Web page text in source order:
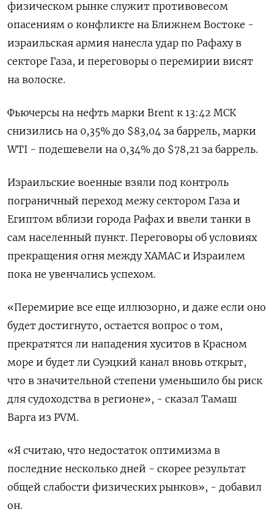
физическом рынке служит противовесом
опасениям о конфликте на Ближнем Востоке -
израильская армия нанесла удар по Рафаху в
секторе Газа, и переговоры о перемирии висят
на волоске.
Фьючерсы на нефть марки Brent к 13:42 МСК
снизились на 0,35% до $83,04 за баррель, марки
WTI - подешевели на 0,34% до $78,21 за баррель.
Израильские военные взяли под контроль
пограничный переход межу сектором Газа и
Египтом вблизи города Рафах и ввели танки в
сам населенный пункт. Переговоры об условиях
прекращения огня между ХАМАС и Израилем
пока не увенчались успехом.
«Перемирие все еще иллюзорно, и даже если оно
будет достигнуто, остается вопрос о том,
прекратятся ли нападения хуситов в Красном
море и будет ли Суэцкий канал вновь открыт,
что в значительной степени уменьшило бы риск
для судоходства в регионе», - сказал Тамаш
Варга из PVM.
«Я считаю, что недостаток оптимизма в
последние несколько дней - скорее результат
общей слабости физических рынков», - добавил
он.